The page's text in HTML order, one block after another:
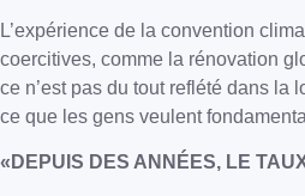
L’expérience de la convention
coercitives, comme la rénovation
ce n’est pas du tout reflété dans
ce que les gens veulent
«DEPUIS DES ANNÉES, LE